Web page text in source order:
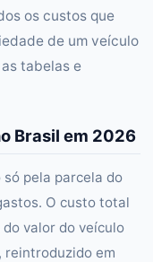
os custos que
de um veículo
tabelas e
Brasil em 2026
pela parcela do
O custo total
do valor do veículo
reintroduzido em